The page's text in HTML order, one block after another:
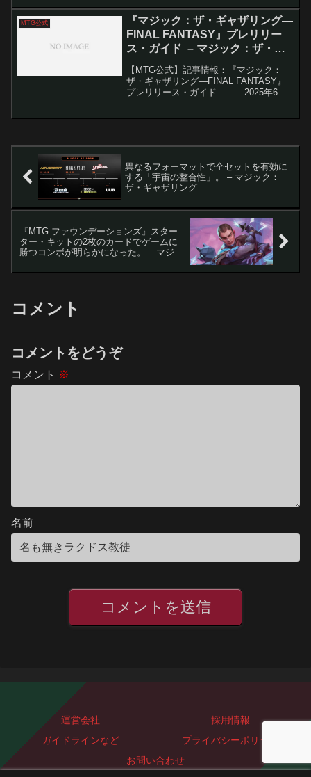
リーズ全16タイトルから名キャラクター
や召喚獣...
MTG公式
『マジック：ザ・ギャザリング—
FINAL FANTASY』プレリリー
ス・ガイド – マジック：ザ・ギ
ャザリング
【MTG公式】記事情報：『マジック：
ザ・ギャザリング—FINAL FANTASY』
プレリリース・ガイド 2025年6月
異なるフォーマットで全セットを有効に
する「宇宙の整合性」。 – マジック：
ザ・ギャザリング
『MTG ファウンデーションズ』スター
ター・キットの2枚のカードでゲームに
勝つコンボが明らかになった。 – マジッ
コメント
コメントをどうぞ
コメント ※
名前
運営会社
採用情報
ガイドラインなど
プライバシーポリシー
お問い合わせ